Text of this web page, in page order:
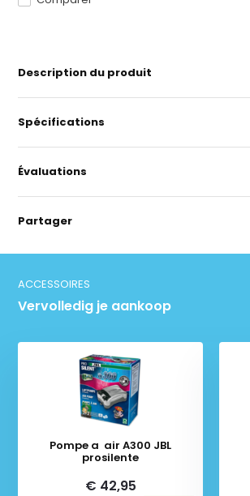
Description du produit
Spécifications
Évaluations
Partager
ACCESSOIRES
Vervolledig je aankoop
Pompe a air A300 JBL
prosilente
€ 42,95